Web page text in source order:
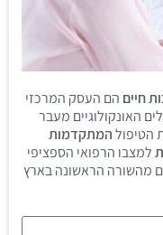
חיים הם העסק המרכזי
האונקולוגיים מעבר
הטיפולהמתקדמות
למצבו הרפואי הספציפי
מהשורה הראשונה בארץ